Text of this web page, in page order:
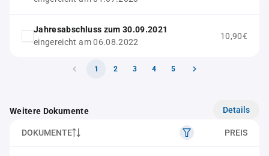
Jahresabschluss zum 30.09.2021
eingereicht am 06.08.2022
10,90€
1 2 3 4 5
Weitere Dokumente Details
DOKUMENTE PREIS